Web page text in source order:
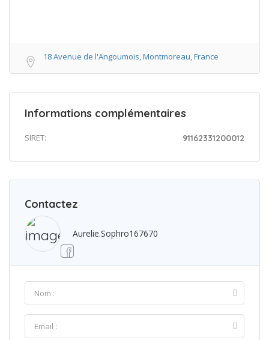
18 Avenue de l'Angoumois, Montmoreau, France
Informations complémentaires
SIRET: 91162331200012
Contactez
Aurelie.sophro167670